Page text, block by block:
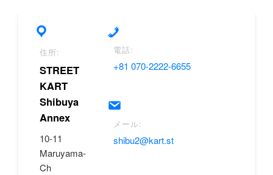
住所:
STREET
KART
Shibuya
Annex
10-11
Maruyama-
Ch
電話:
+81 070-2222-6655
メール:
shibu2@kart.st